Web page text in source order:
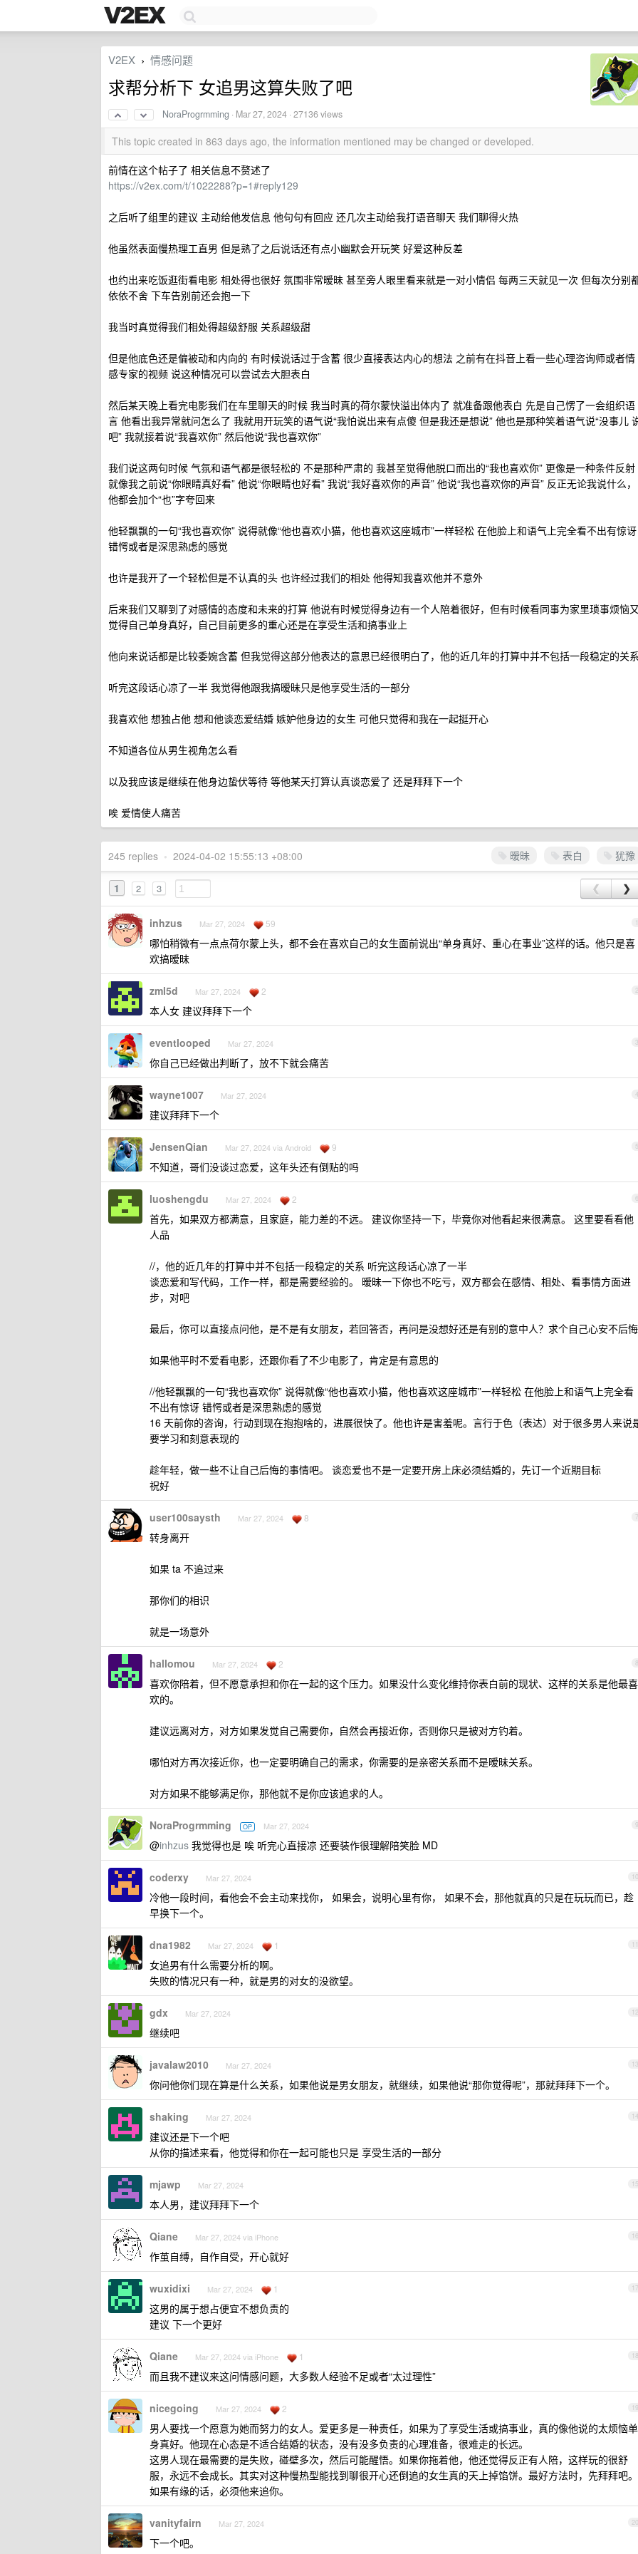
V2EX › 情感问题
求帮分析下 女追男这算失败了吧
NoraProgrmming · Mar 27, 2024 · 27136 views
This topic created in 863 days ago, the information mentioned may be changed or developed.
前情在这个帖子了 相关信息不赘述了
https://v2ex.com/t/1022288?p=1#reply129
之后听了组里的建议 主动给他发信息 他句句有回应 还几次主动给我打语音聊天 我们聊得火热
他虽然表面慢热理工直男 但是熟了之后说话还有点小幽默会开玩笑 好爱这种反差
也约出来吃饭逛街看电影 相处得也很好 氛围非常暧昧 甚至旁人眼里看来就是一对小情侣 每两三天就见一次 但每次分别
依依不舍 下车告别前还会抱一下
我当时真觉得我们相处得超级舒服 关系超级甜
但是他底色还是偏被动和内向的 有时候说话过于含蓄 很少直接表达内心的想法 之前有在抖音上看一些心理咨询师或者情
感专家的视频 说这种情况可以尝试去大胆表白
然后某天晚上看完电影我们在车里聊天的时候 我当时真的荷尔蒙快溢出体内了 就准备跟他表白 先是自己愣了一会组织语
言 他看出我异常就问怎么了 我就用开玩笑的语气说“我怕说出来有点傻 但是我还是想说” 他也是那种笑着语气说“没事儿
吧” 我就接着说“我喜欢你” 然后他说“我也喜欢你”
我们说这两句时候 气氛和语气都是很轻松的 不是那种严肃的 我甚至觉得他脱口而出的“我也喜欢你” 更像是一种条件反射
就像我之前说“你眼睛真好看” 他说“你眼睛也好看” 我说“我好喜欢你的声音” 他说“我也喜欢你的声音” 反正无论我说什么，
他都会加个“也”字夸回来
他轻飘飘的一句“我也喜欢你” 说得就像“他也喜欢小猫，他也喜欢这座城市”一样轻松 在他脸上和语气上完全看不出有惊讶
错愕或者是深思熟虑的感觉
也许是我开了一个轻松但是不认真的头 也许经过我们的相处 他得知我喜欢他并不意外
后来我们又聊到了对感情的态度和未来的打算 他说有时候觉得身边有一个人陪着很好，但有时候看同事为家里琐事烦恼
觉得自己单身真好，自己目前更多的重心还是在享受生活和搞事业上
他向来说话都是比较委婉含蓄 但我觉得这部分他表达的意思已经很明白了，他的近几年的打算中并不包括一段稳定的关
听完这段话心凉了一半 我觉得他跟我搞暧昧只是他享受生活的一部分
我喜欢他 想独占他 想和他谈恋爱结婚 嫉妒他身边的女生 可他只觉得和我在一起挺开心
不知道各位从男生视角怎么看
以及我应该是继续在他身边蛰伏等待 等他某天打算认真谈恋爱了 还是拜拜下一个
唉 爱情使人痛苦
暧昧 表白 犹豫
245 replies • 2024-04-02 15:55:13 +08:00
1 2 3 ❮ ❯
1
inhzus Mar 27, 2024 59
哪怕稍微有一点点荷尔蒙上头，都不会在喜欢自己的女生面前说出“单身真好、重心在事业”这样的话。他只是喜
欢搞暧昧
2
zml5d Mar 27, 2024 2
本人女 建议拜拜下一个
3
eventlooped Mar 27, 2024
你自己已经做出判断了，放不下就会痛苦
4
wayne1007 Mar 27, 2024
建议拜拜下一个
5
JensenQian Mar 27, 2024 via Android 9
不知道，哥们没谈过恋爱，这年头还有倒贴的吗
6
luoshengdu Mar 27, 2024 2
首先，如果双方都满意，且家庭，能力差的不远。 建议你坚持一下，毕竟你对他看起来很满意。 这里要看看他
人品
//，他的近几年的打算中并不包括一段稳定的关系 听完这段话心凉了一半
谈恋爱和写代码，工作一样，都是需要经验的。 暧昧一下你也不吃亏，双方都会在感情、相处、看事情方面进
步，对吧
最后，你可以直接点问他，是不是有女朋友，若回答否，再问是没想好还是有别的意中人？求个自己心安不后悔
如果他平时不爱看电影，还跟你看了不少电影了，肯定是有意思的
//他轻飘飘的一句“我也喜欢你” 说得就像“他也喜欢小猫，他也喜欢这座城市”一样轻松 在他脸上和语气上完全看
不出有惊讶 错愕或者是深思熟虑的感觉
16 天前你的咨询，行动到现在抱抱啥的，进展很快了。他也许是害羞呢。言行于色（表达）对于很多男人来说
要学习和刻意表现的
趁年轻，做一些不让自己后悔的事情吧。 谈恋爱也不是一定要开房上床必须结婚的，先订一个近期目标
祝好
7
user100saysth Mar 27, 2024 8
转身离开
如果 ta 不追过来
那你们的相识
就是一场意外
8
hallomou Mar 27, 2024 2
喜欢你陪着，但不愿意承担和你在一起的这个压力。如果没什么变化维持你表白前的现状、这样的关系是他最喜
欢的。
建议远离对方，对方如果发觉自己需要你，自然会再接近你，否则你只是被对方钓着。
哪怕对方再次接近你，也一定要明确自己的需求，你需要的是亲密关系而不是暧昧关系。
对方如果不能够满足你，那他就不是你应该追求的人。
9
NoraProgrmming OP Mar 27, 2024
@inhzus 我觉得也是 唉 听完心直接凉 还要装作很理解陪笑脸 MD
10
coderxy Mar 27, 2024
冷他一段时间，看他会不会主动来找你， 如果会，说明心里有你， 如果不会，那他就真的只是在玩玩而已，趁
早换下一个。
11
dna1982 Mar 27, 2024 1
女追男有什么需要分析的啊。
失败的情况只有一种，就是男的对女的没欲望。
12
gdx Mar 27, 2024
继续吧
13
javalaw2010 Mar 27, 2024
你问他你们现在算是什么关系，如果他说是男女朋友，就继续，如果他说“那你觉得呢”，那就拜拜下一个。
14
shaking Mar 27, 2024
建议还是下一个吧
从你的描述来看，他觉得和你在一起可能也只是 享受生活的一部分
15
mjawp Mar 27, 2024
本人男，建议拜拜下一个
16
Qiane Mar 27, 2024 via iPhone
作茧自缚，自作自受，开心就好
17
wuxidixi Mar 27, 2024 1
这男的属于想占便宜不想负责的
建议 下一个更好
18
Qiane Mar 27, 2024 via iPhone 1
而且我不建议来这问情感问题，大多数人经验不足或者“太过理性”
19
nicegoing Mar 27, 2024 2
男人要找一个愿意为她而努力的女人。爱更多是一种责任，如果为了享受生活或搞事业，真的像他说的太烦恼单
身真好。他现在心态是不适合结婚的状态，没有没多负责的心理准备，很难走的长远。
这男人现在最需要的是失败，碰壁多次，然后可能醒悟。如果你拖着他，他还觉得反正有人陪，这样玩的很舒
服，永远不会成长。其实对这种慢热型能找到聊很开心还倒追的女生真的天上掉馅饼。最好方法时，先拜拜吧。
如果有缘的话，必须他来追你。
20
vanityfairn Mar 27, 2024
下一个吧。